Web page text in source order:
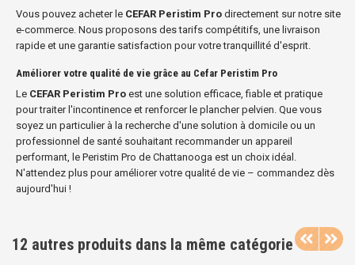
Vous pouvez acheter le CEFAR Peristim Pro directement sur notre site
e-commerce. Nous proposons des tarifs compétitifs, une livraison
rapide et une garantie satisfaction pour votre tranquillité d'esprit.
Améliorer votre qualité de vie grâce au Cefar Peristim Pro
Le CEFAR Peristim Pro est une solution efficace, fiable et pratique
pour traiter l'incontinence et renforcer le plancher pelvien. Que vous
soyez un particulier à la recherche d'une solution à domicile ou un
professionnel de santé souhaitant recommander un appareil
performant, le Peristim Pro de Chattanooga est un choix idéal.
N'attendez plus pour améliorer votre qualité de vie – commandez dès
aujourd'hui !
12 autres produits dans la même catégorie